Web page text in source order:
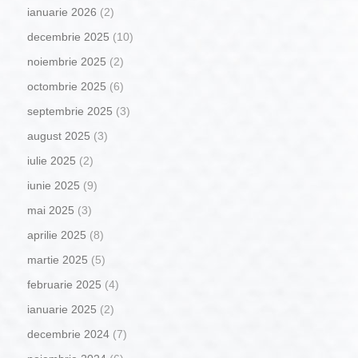
ianuarie 2026 (2)
decembrie 2025 (10)
noiembrie 2025 (2)
octombrie 2025 (6)
septembrie 2025 (3)
august 2025 (3)
iulie 2025 (2)
iunie 2025 (9)
mai 2025 (3)
aprilie 2025 (8)
martie 2025 (5)
februarie 2025 (4)
ianuarie 2025 (2)
decembrie 2024 (7)